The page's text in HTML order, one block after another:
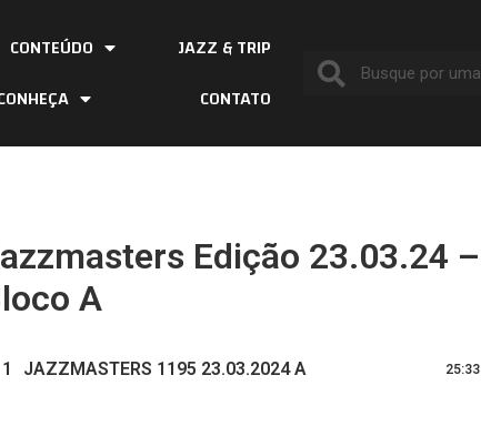
CONTEÚDO
JAZZ & TRIP
CONTATO
Edição 23.03.24 –
A
1 JAZZMASTERS 1195 23.03.2024 A 25:33